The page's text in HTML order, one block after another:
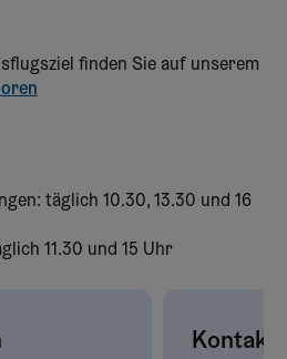
finden Sie auf unserem
täglich 10.30, 13.30 und 16
11.30 und 15 Uhr
Kontakt